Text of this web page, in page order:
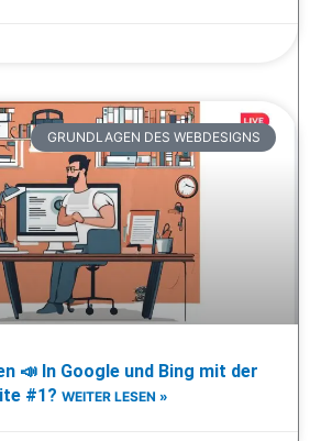
GRUNDLAGEN DES WEBDESIGNS
📣 In Google und Bing mit der
#1? WEITER LESEN »